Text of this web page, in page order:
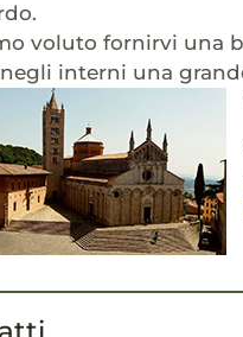
voluto fornirvi una
interni una